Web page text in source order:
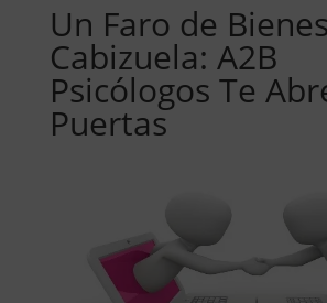
Un Faro de
Cabizuela: A2B
Psicólogos Te
Puertas